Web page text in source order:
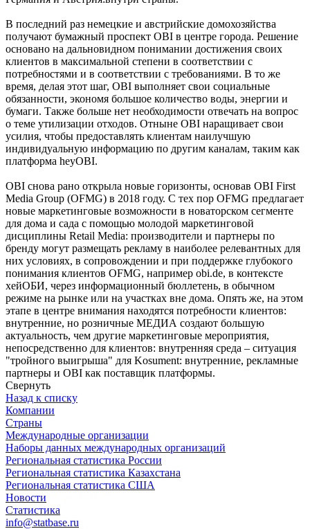
В последний раз немецкие и австрийские домохозяйства
получают бумажный проспект OBI в центре города. Решение
основано на дальновидном понимании достижения своих
клиентов в максимальной степени в соответствии с
потребностями и в соответствии с требованиями. В то же
время, делая этот шаг, OBI выполняет свои социальные
обязанности, экономя большое количество воды, энергии и
бумаги. Также больше нет необходимости отвечать на вопрос
о теме утилизации отходов. Отныне OBI наращивает свои
усилия, чтобы предоставлять клиентам наилучшую
индивидуальную информацию по другим каналам, таким как
платформа heyOBI.
OBI снова рано открыла новые горизонты, основав OBI First
Media Group (OFMG) в 2018 году. С тех пор OFMG предлагает
новые маркетинговые возможности в новаторском сегменте
для дома и сада с помощью молодой маркетинговой
дисциплины Retail Media: производители и партнеры по
бренду могут размещать рекламу в наиболее релевантных для
них условиях, в сопровождении и при поддержке глубокого
понимания клиентов OFMG, например obi.de, в контексте
хейОБИ, через информационный бюллетень, в обычном
режиме на рынке или на участках вне дома. Опять же, на этом
этапе в центре внимания находятся потребности клиентов:
внутренние, но розничные МЕДИА создают большую
актуальность, чем другие маркетинговые мероприятия,
непосредственно для клиентов: внутренняя среда – ситуация
"тройного выигрыша" для Kosument: внутренние, рекламные
партнеры и OBI как поставщик платформы.
Свернуть
Назад к списку
Компании
Страны
Международные организации
Наборы данных международных организаций
Региональная статистика России
Региональная статистика Казахстана
Региональная статистика США
Новости
Статистика
info@statbase.ru